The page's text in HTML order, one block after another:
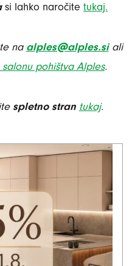
si lahko naročite tukaj.
na alples@alples.siali
pohištva Alples.
spletno stran tukaj.